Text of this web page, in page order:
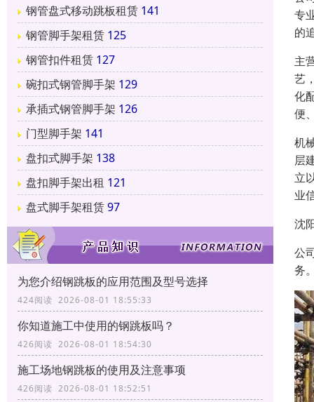
钢管盘式移动跳板租赁 141
钢管脚手架租赁 125
钢管扣件租赁 127
碗扣式钢管脚手架 129
承插式钢管脚手架 126
门型脚手架 141
盘扣式脚手架 138
盘扣脚手架出租 121
盘式脚手架租赁97
为您介绍钢跳板的应用范围及型号选择
424阅读 2026-08-01 18:55:33
你知道施工中使用的钢跳板吗？
426阅读 2026-08-01 18:54:30
施工场地钢跳板的使用及注意事项
426阅读 2026-08-01 18:52:51
专
的
主
艺
化
便
机
层
立
业
沈
公
务